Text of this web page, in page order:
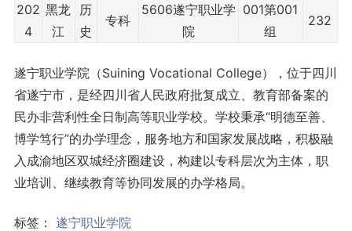
202
4
黑龙
江
历
史
专科
5606遂宁职业学
院
001第001
组
232
遂宁职业学院（Suining Vocational College），位于四川
省遂宁市，是经四川省人民政府批复成立、教育部备案的
民办非营利性全日制高等职业学校。学校秉承“明德至善、
博学笃行”的办学理念，服务地方和国家发展战略，积极融
入成渝地区双城经济圈建设，构建以专科层次为主体，职
业培训、继续教育等协同发展的办学格局。
标签： 遂宁职业学院